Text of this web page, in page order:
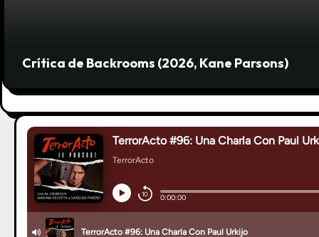
Crítica de Backrooms (2026, Kane Parsons)